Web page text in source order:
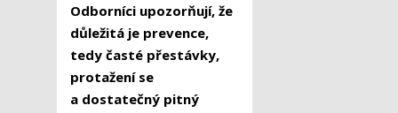
Odborníci upozorňují, že
důležitá je prevence,
tedy časté přestávky,
protažení se
a dostatečný pitný